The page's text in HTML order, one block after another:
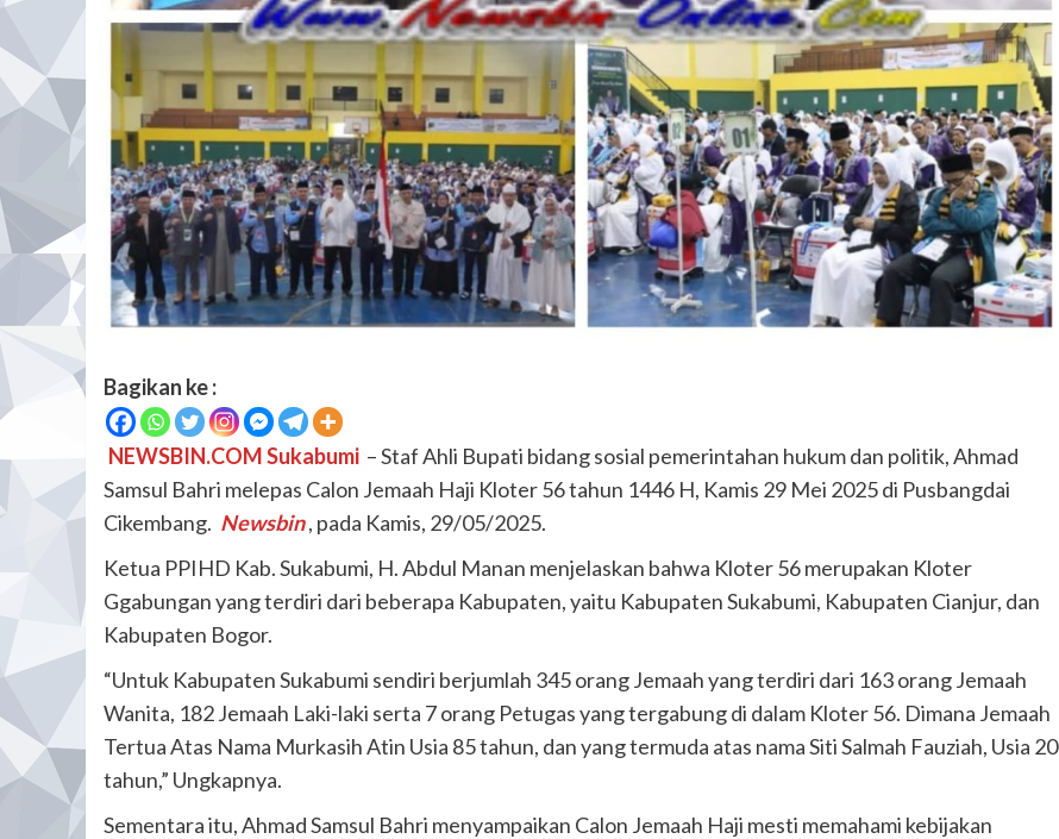
Bagikan ke :
NEWSBIN.COM Sukabumi – Staf Ahli Bupati bidang sosial pemerintahan hukum dan politik, Ahmad
Samsul Bahri melepas Calon Jemaah Haji Kloter 56 tahun 1446 H, Kamis 29 Mei 2025 di Pusbangdai
Cikembang. Newsbin , pada Kamis, 29/05/2025.
Ketua PPIHD Kab. Sukabumi, H. Abdul Manan menjelaskan bahwa Kloter 56 merupakan Kloter
Ggabungan yang terdiri dari beberapa Kabupaten, yaitu Kabupaten Sukabumi, Kabupaten Cianjur, dan
Kabupaten Bogor.
“Untuk Kabupaten Sukabumi sendiri berjumlah 345 orang Jemaah yang terdiri dari 163 orang Jemaah
Wanita, 182 Jemaah Laki-laki serta 7 orang Petugas yang tergabung di dalam Kloter 56. Dimana Jemaah
Tertua Atas Nama Murkasih Atin Usia 85 tahun, dan yang termuda atas nama Siti Salmah Fauziah, Usia 20
tahun,” Ungkapnya.
Sementara itu, Ahmad Samsul Bahri menyampaikan Calon Jemaah Haji mesti memahami kebijakan